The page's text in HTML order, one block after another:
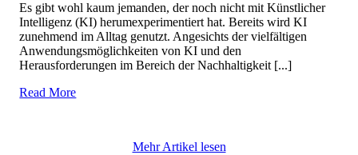
Es gibt wohl kaum jemanden, der noch nicht mit Künstlicher
Intelligenz (KI) herumexperimentiert hat. Bereits wird KI
zunehmend im Alltag genutzt. Angesichts der vielfältigen
Anwendungsmöglichkeiten von KI und den
Herausforderungen im Bereich der Nachhaltigkeit [...]
Read More
Mehr Artikel lesen